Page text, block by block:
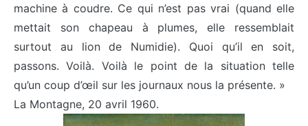
machine à coudre. Ce qui n’est pas vrai (quand elle
mettait son chapeau à plumes, elle ressemblait
surtout au lion de Numidie). Quoi qu’il en soit,
passons. Voilà. Voilà le point de la situation telle
qu’un coup d’œil sur les journaux nous la présente. »
La Montagne, 20 avril 1960.